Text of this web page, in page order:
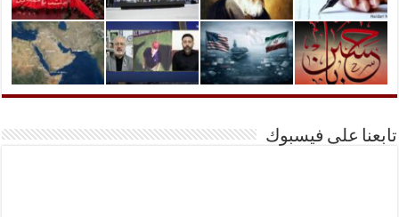
تابعنا على فيسبوك